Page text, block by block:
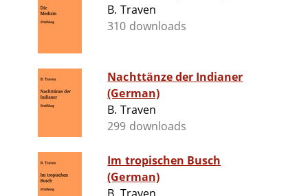
B. Traven
310 downloads
Nachttänze der Indianer
(German)
B. Traven
299 downloads
Im tropischen Busch
(German)